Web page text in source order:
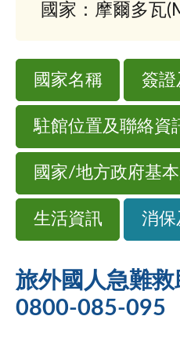
國家：摩爾多瓦
國家名稱 簽證
駐館位置及聯絡資
國家/地方政府基
生活資訊 消保
旅外國人急難
0800-085-095